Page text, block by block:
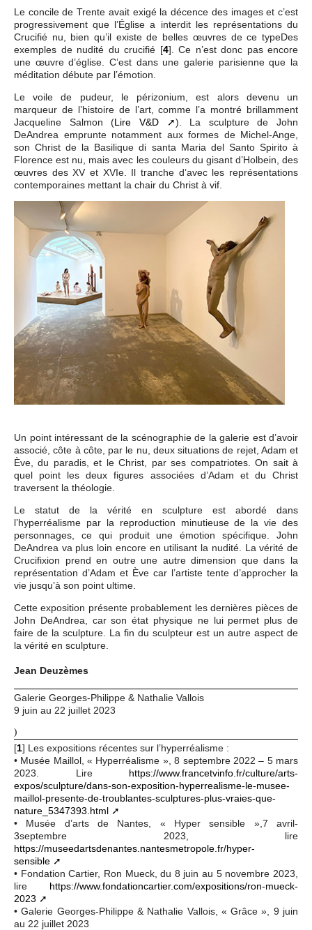
Le concile de Trente avait exigé la décence des images et c’est
progressivement que l’Église a interdit les représentations du
Crucifié nu, bien qu’il existe de belles œuvres de ce typeDes
exemples de nudité du crucifié [4] . Ce n’est donc pas encore
une œuvre d’église. C’est dans une galerie parisienne que la
méditation débute par l’émotion.
Le voile de pudeur, le périzonium, est alors devenu un
marqueur de l’histoire de l’art, comme l’a montré brillamment
Jacqueline Salmon (Lire V&D
). La sculpture de John
DeAndrea emprunte notamment aux formes de Michel-Ange,
son Christ de la Basilique di santa Maria del Santo Spirito à
Florence est nu, mais avec les couleurs du gisant d’Holbein, des
œuvres des XV et XVIe. Il tranche d’avec les représentations
contemporaines mettant la chair du Christ à vif.
Un point intéressant de la scénographie de la galerie est d’avoir
associé, côte à côte, par le nu, deux situations de rejet, Adam et
Ève, du paradis, et le Christ, par ses compatriotes. On sait à
quel point les deux figures associées d’Adam et du Christ
traversent la théologie.
Le statut de la vérité en sculpture est abordé dans
l’hyperréalisme par la reproduction minutieuse de la vie des
personnages, ce qui produit une émotion spécifique. John
DeAndrea va plus loin encore en utilisant la nudité. La vérité de
Crucifixion prend en outre une autre dimension que dans la
représentation d’Adam et Ève car l’artiste tente d’approcher la
vie jusqu’à son point ultime.
Cette exposition présente probablement les dernières pièces de
John DeAndrea, car son état physique ne lui permet plus de
faire de la sculpture. La fin du sculpteur est un autre aspect de
la vérité en sculpture.
Jean Deuzèmes
Galerie Georges-Philippe & Nathalie Vallois
9 juin au 22 juillet 2023
)
[1] Les expositions récentes sur l’hyperréalisme :
• Musée Maillol, « Hyperréalisme », 8 septembre 2022 – 5 mars
2023. Lire https://www.francetvinfo.fr/culture/arts-
expos/sculpture/dans-son-exposition-hyperrealisme-le-musee-
maillol-presente-de-troublantes-sculptures-plus-vraies-que-
nature_5347393.html
• Musée d’arts de Nantes, « Hyper sensible »,7 avril-
3septembre 2023, lire
https://museedartsdenantes.nantesmetropole.fr/hyper-
sensible
• Fondation Cartier, Ron Mueck, du 8 juin au 5 novembre 2023,
lire https://www.fondationcartier.com/expositions/ron-mueck-
2023
• Galerie Georges-Philippe & Nathalie Vallois, « Grâce », 9 juin
au 22 juillet 2023